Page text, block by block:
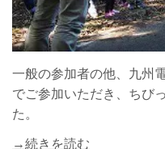
一般の参加者の他、九州
でご参加いただき、ちび
た。
→続きを読む